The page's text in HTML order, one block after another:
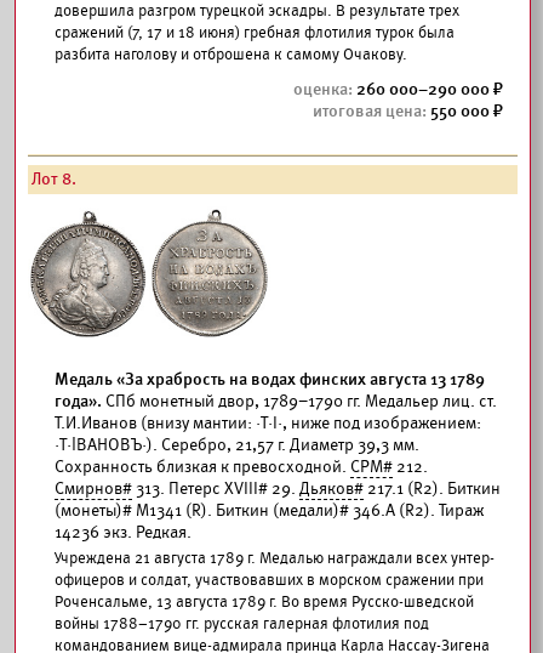
довершила разгром турецкой эскадры. В результате трех
сражений (7, 17 и 18 июня) гребная флотилия турок была
разбита наголову и отброшена к самому Очакову.
260 000–290 000
550 000
Лот 8.
Медаль «За храбрость на водах финских августа 13 1789
года». СПб монетный двор, 1789–1790 гг. Медальер лиц. ст.
Т.И.Иванов (внизу мантии: ·Т·I·, ниже под изображением:
·Т·İВАНОВЪ·). Серебро, 21,57 г. Диаметр 39,3 мм.
Сохранность близкая к превосходной. СРМ# 212.
Смирнов#313. Петерс XVIII# 29. Дьяков# 217.1 (R2). Биткин
(монеты)# М1341 (R). Биткин (медали)# 346.А (R2). Тираж
14236 экз. Редкая.
Учреждена 21 августа 1789 г. Медалью награждали всех унтер-
офицеров и солдат, участвовавших в морском сражении при
Роченсальме, 13 августа 1789 г. Во время Русско-шведской
войны 1788–1790 гг. русская галерная флотилия под
командованием вице-адмирала принца Карла Нассау-Зигена